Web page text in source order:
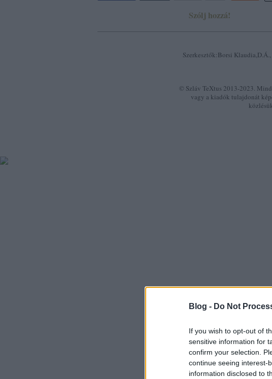
Blog - Do Not
If you wish to opt-out of
sensitive information for
confirm your selection.
continue seeing interest-
information disclosed to
Szólj hozzá!
Szerkesztők:Borsi
© Szláv TeXtus 2013-2023.
vagy a kiadók tulajdonát